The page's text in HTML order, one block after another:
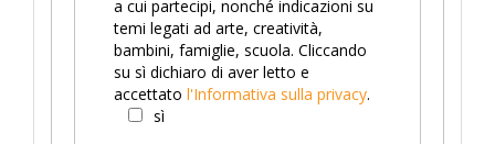
a cui partecipi, nonché indicazioni su
temi legati ad arte, creatività,
bambini, famiglie, scuola. Cliccando
su sì dichiaro di aver letto e
accettato l'Informativa sulla privacy.
sì